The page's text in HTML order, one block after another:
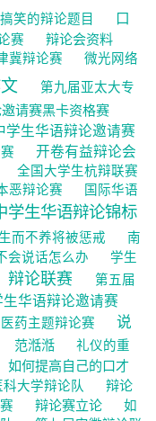
笑的辩论题目
口
赛 辩论会资料
冀辩论赛
微光网络
第九届亚太大专
请赛黑卡资格赛
学生华语辩论邀请赛
开卷有益辩论会
全国大学生杭辩联赛
恶辩论赛
国际华语
学生华语辩论锦标
生而不养将被惩戒
南
会说话怎么办
学生
辩论联赛
第五届
生华语辩论邀请赛
药主题辩论赛
说
范湉湉
礼仪的重
如何提高自己的口才
科大学辩论队
辩论
辩论赛立论
如